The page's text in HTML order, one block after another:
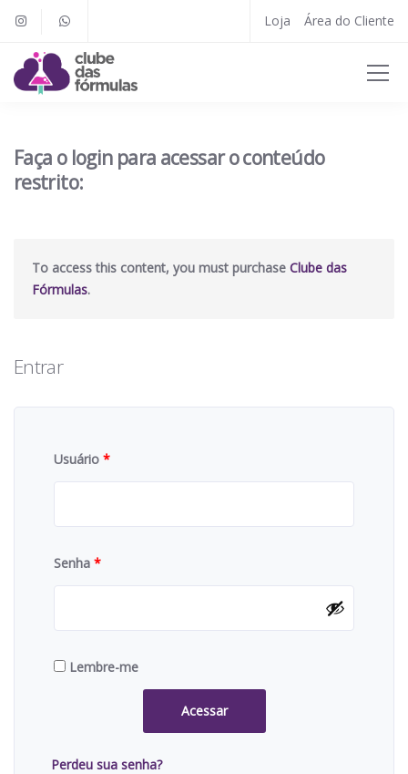
Loja Área do Cliente
Faça o login para acessar o conteúdo
restrito:
To access this content, you must purchase Clube das
Fórmulas.
Entrar
Usuário *
Senha *
Lembre-me
Acessar
Perdeu sua senha?